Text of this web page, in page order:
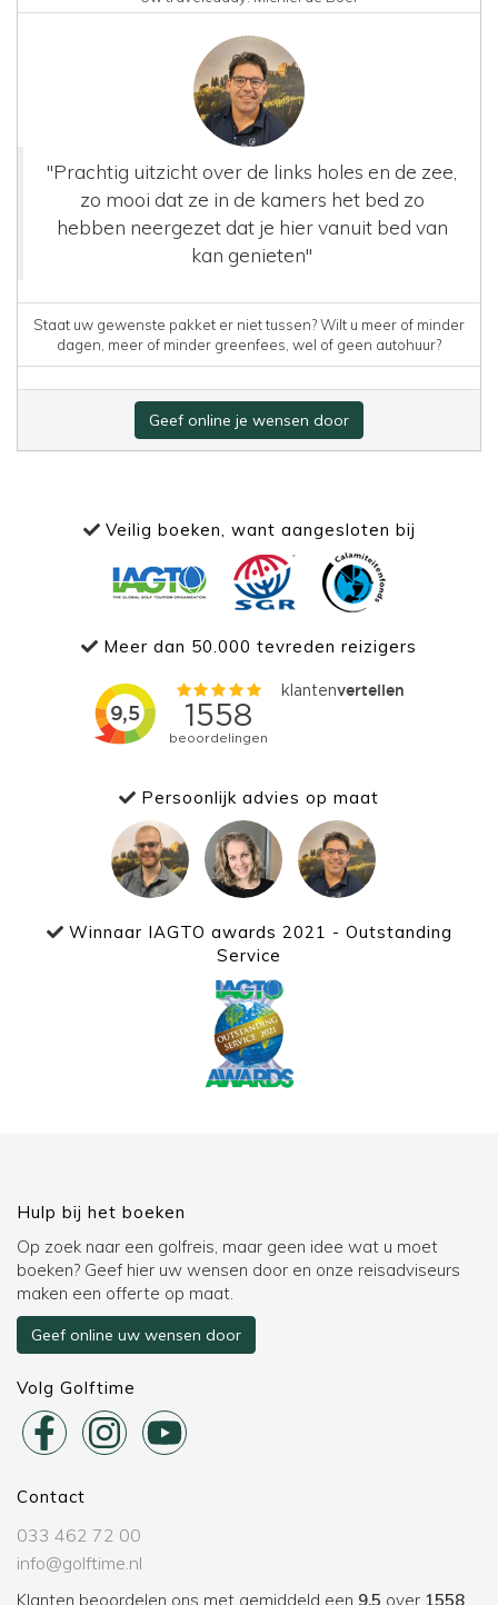
"Prachtig uitzicht over de links holes en de zee,
zo mooi dat ze in de kamers het bed zo
hebben neergezet dat je hier vanuit bed van
kan genieten"
Staat uw gewenste pakket er niet tussen? Wilt u meer of minder
dagen, meer of minder greenfees, wel of geen autohuur?
Geef online je wensen door
Veilig boeken, want aangesloten bij
Meer dan 50.000 tevreden reizigers
Persoonlijk advies op maat
Winnaar IAGTO awards 2021 - Outstanding
Service
Hulp bij het boeken
Op zoek naar een golfreis, maar geen idee wat u moet
boeken? Geef hier uw wensen door en onze reisadviseurs
maken een offerte op maat.
Geef online uw wensen door
Volg Golftime
Contact
033 462 72 00
info@golftime.nl
Klanten beoordelen ons met gemiddeld een 9,5 over 1558